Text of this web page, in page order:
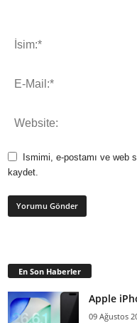
Ismimi, e-postamı ve web
kaydet.
En Son Haberler
Apple
09 Ağustos